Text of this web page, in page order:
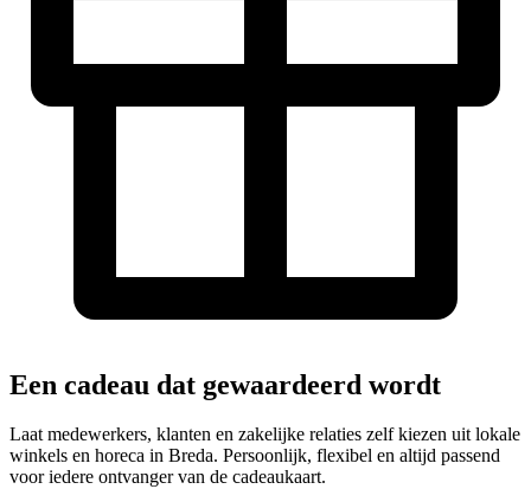
Een cadeau dat gewaardeerd wordt
Laat medewerkers, klanten en zakelijke relaties zelf kiezen uit lokale
winkels en horeca in Breda. Persoonlijk, flexibel en altijd passend
voor iedere ontvanger van de cadeaukaart.